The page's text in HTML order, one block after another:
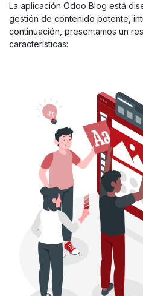
La aplicación Odoo Blog está
gestión de contenido potente,
continuación, presentamos un
características: